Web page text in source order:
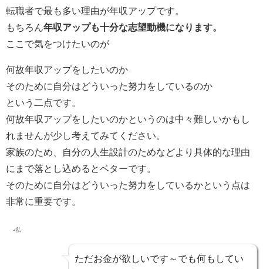
転職者で最も多い理由が年収アップです。
もちろん 年収アップも十分な志望動機になります。
ここで気をつけたいのが
何故年収アップをしたいのか
そのために自分はどういった努力をしているのか
という二点です。
何故年収アップをしたいのかというのは中々難しいかもし
れませんが少し考えてみてください。
家族のため、自分の人生設計のためなどより具体的な理由
にまで落とし込めるとベターです。
そのために自分はどういった努力をしているかという点は
非常に重要です。
ただお金が欲しいです～でも何もしてい